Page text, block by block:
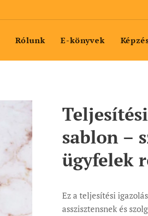
Rólunk E-könyvek
sablon –
ügyfelek
Ez a teljesítési
asszisztensnek és